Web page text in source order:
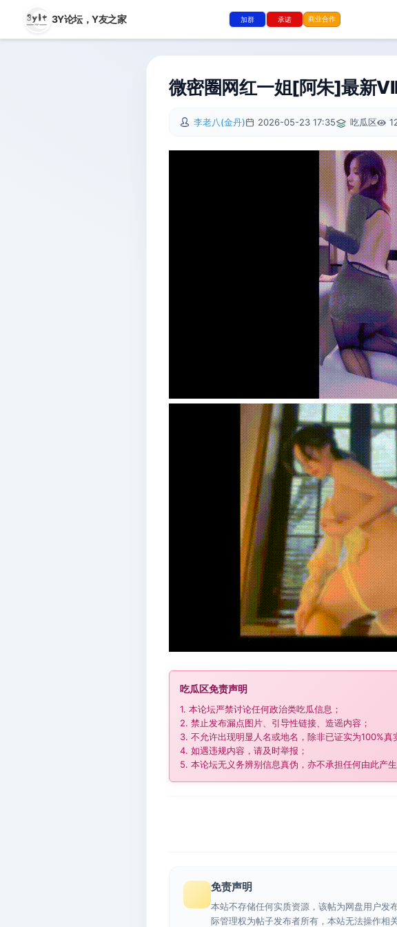
3Y论坛，Y友之家 加群 承诺 商业合作
微密圈网红一姐[阿朱]最新
李老八(金丹) 2026-05-23 17:35 吃瓜区
吃瓜区免责声明
1. 本论坛严禁讨论任何政治类吃瓜信息；
2. 禁止发布漏点图片、引导性链接、造谣内容；
3. 不允许出现明显人名或地名，除非已证实为100%真
4. 如遇违规内容，请及时举报；
5. 本论坛无义务辨别信息真伪，亦不承担任何由此产生
免责声明
本站不存储任何实质资源，该帖为网盘用户发
际管理权为帖子发布者所有，本站无法操作相